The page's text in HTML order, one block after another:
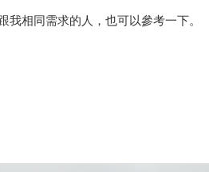
相同需求的人，也可以參考一下。